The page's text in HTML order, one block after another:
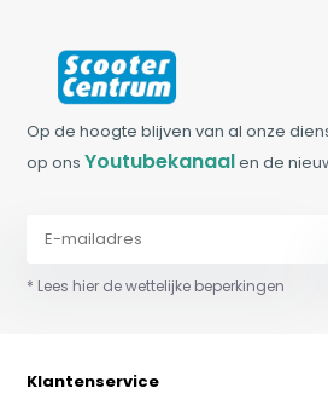
Op de hoogte blijven van al onze
op onsYoutubekanaalen de
* Lees hier de wettelijke beperkingen
Klantenservice